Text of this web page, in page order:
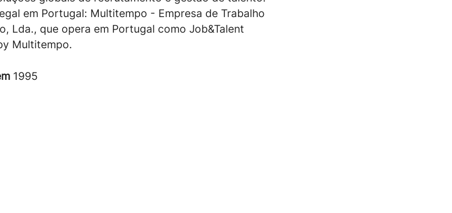
em Portugal: Multitempo - Empresa de Trabalho
Lda., que opera em Portugal como Job&Talent
Multitempo.
1995